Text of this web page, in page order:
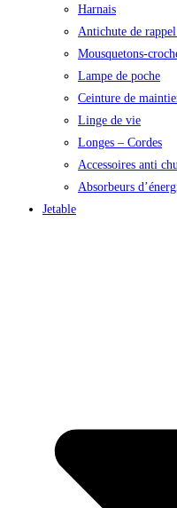
Harnais
Antichute de
Mousquetons-
Lampe de poche
Ceinture de
Linge de vie
Longes – Cordes
Accessoires anti
Absorbeurs
Jetable